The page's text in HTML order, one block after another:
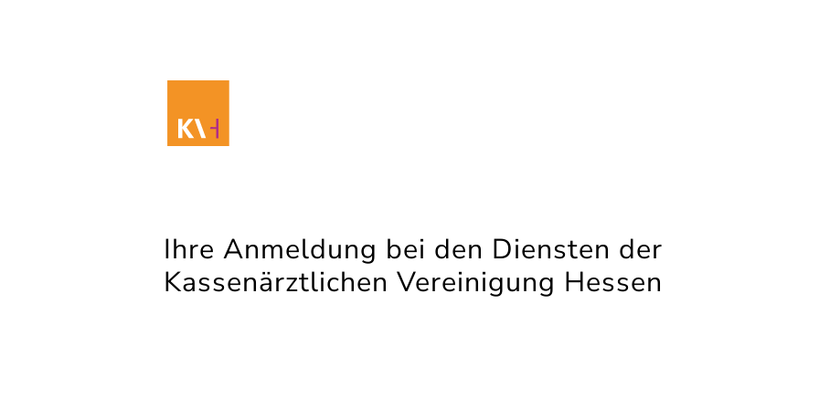
Ihre Anmeldung bei den Diensten der
Kassenärztlichen Vereinigung Hessen